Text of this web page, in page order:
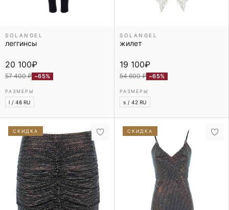
SOLANGEL
леггинсы
20 100₽
57 400 ₽ −65%
РАЗМЕРЫ
l / 46 RU
SOLANGEL
жилет
19 100₽
54 600 ₽ −65%
РАЗМЕРЫ
s / 42 RU
СКИДКА СКИДКА